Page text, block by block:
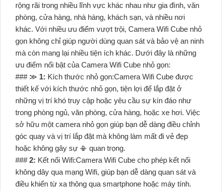
rộng rãi trong nhiều lĩnh vực khác nhau như gia đình, văn
phòng, cửa hàng, nhà hàng, khách sạn, và nhiều nơi
khác. Với nhiều ưu điểm vượt trội, Camera Wifi Cube nhỏ
gọn không chỉ giúp người dùng quan sát và bảo vệ an ninh
mà còn mang lại nhiều tiện ích khác. Dưới đây là những
ưu điểm nổi bật của Camera Wifi Cube nhỏ gọn:
### ≫ 1: Kích thước nhỏ gọn:Camera Wifi Cube được
thiết kế với kích thước nhỏ gọn, tiện lợi để lắp đặt ở
những vị trí khó truy cập hoặc yêu cầu sự kín đáo như
trong phòng ngủ, văn phòng, cửa hàng, hoặc xe hơi. Việc
sở hữu một camera nhỏ gọn giúp bạn dễ dàng điều chỉnh
góc quay và vị trí lắp đặt mà không làm mất đi vẻ đẹp
hoặc không gây sự 📳 quan trọng.
###2: Kết nối Wifi:Camera Wifi Cube cho phép kết nối
không dây qua mạng Wifi, giúp bạn dễ dàng quan sát và
điều khiển từ xa thông qua smartphone hoặc máy tính.